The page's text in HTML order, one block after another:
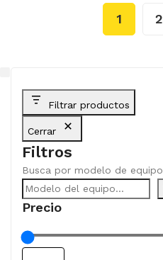
1 2
Filtrar productos
Cerrar
Filtros
Busca por modelo de equipo
Precio